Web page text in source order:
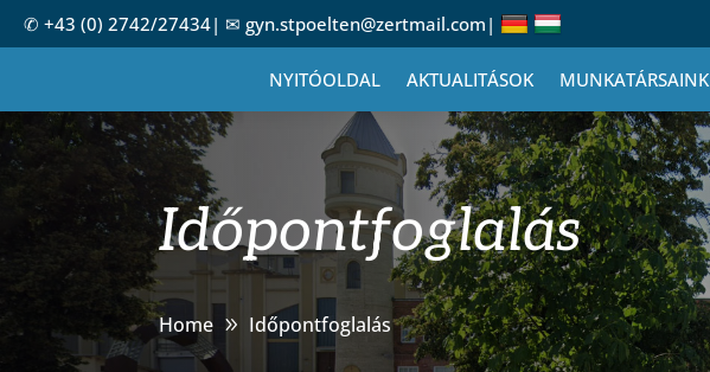
✆ +43 (0) 2742/27434| ✉ gyn.stpoelten@zertmail.com |
NYITÓOLDAL AKTUALITÁSOK MUNKATÁRSAINK
Időpontfoglalás
Home Időpontfoglalás